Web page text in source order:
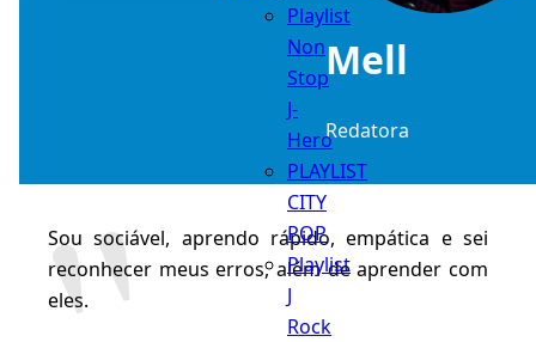
Playlist
Non
Stop
J-
Hero
PLAYLIST
CITY
POP
Playlist
J
Rock
Mell
Redatora
Sou sociável, aprendo rápido, empática e sei
reconhecer meus erros, além de aprender com
eles.